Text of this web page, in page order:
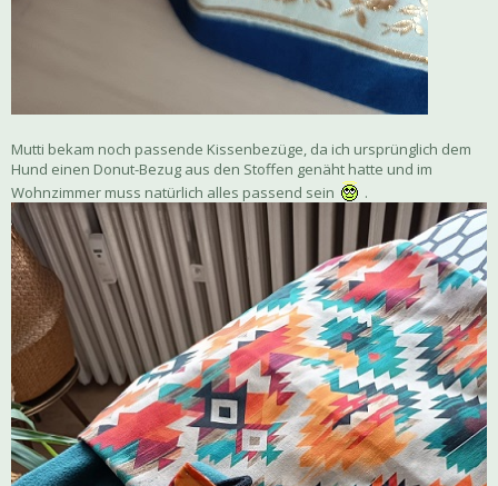
Mutti bekam noch passende Kissenbezüge, da ich ursprünglich dem
Hund einen Donut-Bezug aus den Stoffen genäht hatte und im
Wohnzimmer muss natürlich alles passend sein
.